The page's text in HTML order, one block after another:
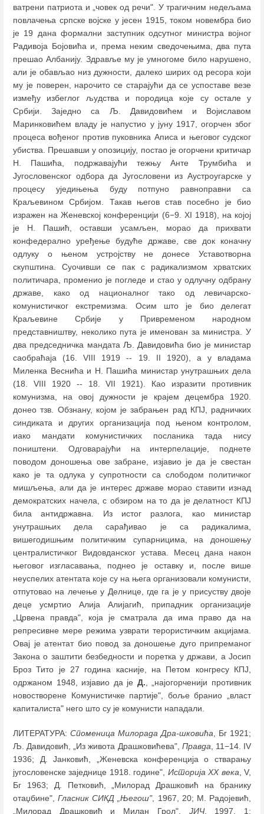
ватрени патриота и „човек од речи". У трагичним недељама
повлачења српске војске у јесен 1915, током новембра био
је 19 дана формални заступник одсутног министра војног
Радивоја Бојовића и, према неким сведочењима, два пута
прешао Албанију. Здравље му је умногоме било нарушено,
али је обављао низ дужности, далеко ширих од ресора који
му је поверен, нарочито се старајући да се успоставе везе
између избеглог људства и породица које су остале у
Србији. Заједно са Љ. Давидовићем и Војиславом
Маринковићем владу је напустио у јуну 1917, огорчен због
процеса вођеног против пуковника Аписа и његовог судског
убиства. Прешавши у опозицију, постао је огорчени критичар
Н. Пашића, подржавајући тежњу Анте Трумбића и
Југословенског одбора да Југословени из Аустроугарске у
процесу уједињења буду потпуно равноправни са
Краљевином Србијом. Такав његов став посебно је био
изражен на Женевској конференцији (6−9. XI 1918), на којој
је Н. Пашић, оставши усамљен, морао да прихвати
конфедерално уређење будуће државе, све док коначну
одлуку о њеном устројству не донесе Уставотворна
скупштина. Суочивши се пак с радикализмом хрватских
политичара, променио је погледе и стао у одлучну одбрану
државе, како од националног тако од левичарско-
комунистичког екстремизма. Осим што је био делегат
Краљевине Србије у Привременом народном
представништву, неколико пута је именован за министра. У
два председничка мандата Љ. Давидовића био је министар
саобраћаја (16. VIII 1919 -- 19. II 1920), а у владама
Миленка Веснића и Н. Пашића министар унутрашњих дела
(18. VIII 1920 -- 18. VII 1921). Као изразити противник
комунизма, на овој дужности је крајем децембра 1920.
донео тзв. Обзнану, којом је забрањен рад КПЈ, радничких
синдиката и других организација под њеном контролом,
иако мандати комунистичких посланика тада нису
поништени. Одговарајући на интерпелације, поднете
поводом доношења ове забране, изјавио је да је свестан
како је та одлука у супротности са слободом политичког
мишљења, али да је интерес државе морао ставити изнад
демократских начела, с обзиром на то да је делатност КПЈ
била антидржавна. Из истог разлога, као министар
унутрашњих дела сарађивао је са радикалима,
вишегодишњим политичким супарницима, на доношењу
централистичког Видовданског устава. Месец дана након
његовог изгласавања, поднео је оставку и, после више
неуспелих атентата које су на њега организовали комунисти,
отпутовао на лечење у Делнице, где га је у присуству двоје
деце усмртио Алија Алијагић, припадник организације
„Црвена правда", која је сматрала да има право да на
репресивне мере режима узврати терористичким акцијама.
Овај је атентат био повод за доношење дуго припреманог
Закона о заштити безбедности и поретка у држави, а Јосип
Броз Тито је 27 година касније, на Петом конгресу КПЈ,
одржаном 1948, изјавио да је Д., „најогорченији противник
новостворене Комунистичке партије", боље бранио „власт
капиталиста" него што су је комунисти нападали.
ЛИТЕРАТУРА: Споменица Милорада Дра-шковића , Бг 1921;
Љ. Давидовић, „Из живота Драшковићева", Правда , 11−14. IV
1936; Д. Јанковић, „Женевска конференција о стварању
југословенске заједнице 1918. године", Историја XX века , V,
Бг 1963; Д. Петковић, „Милорад Драшковић на бранику
отаџбине",Гласник СИКД „Његош", 1967, 20; М. Радојевић,
„Милорад Драшковић и Милан Грол", ЈИЧ, 1997, 1;